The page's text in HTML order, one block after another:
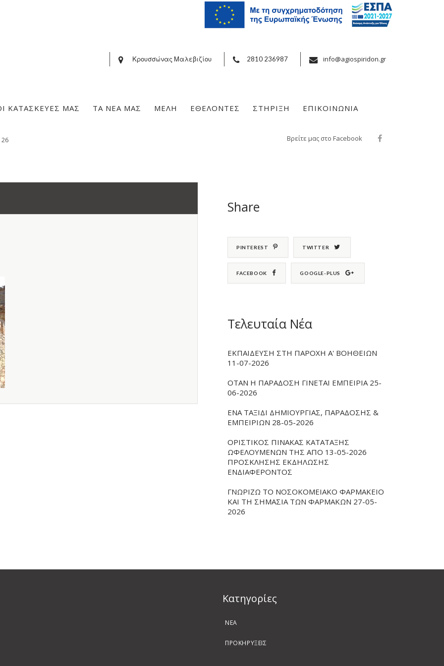
Κρουσσώνας Μαλεβιζίου 2810 236987 info@agiospiridon.gr
ΚΑΤΑΣΚΕΥΕΣ ΜΑΣ ΤΑ ΝΕΑ ΜΑΣ ΜΕΛΗ ΕΘΕΛΟΝΤΕΣ ΣΤΗΡΙΞΗ ΕΠΙΚΟΙΝΩΝΙΑ
26 Βρείτε μας στο Facebook
Share
PINTEREST TWITTER
FACEBOOK GOOGLE-PLUS
Τελευταία Νέα
ΕΚΠΑΙΔΕΥΣΗ ΣΤΗ ΠΑΡΟΧΗ Α' ΒΟΗΘΕΙΩΝ
11-07-2026
ΟΤΑΝ Η ΠΑΡΑΔΟΣΗ ΓΙΝΕΤΑΙ ΕΜΠΕΙΡΙΑ 25-
06-2026
ΕΝΑ ΤΑΞΙΔΙ ΔΗΜΙΟΥΡΓΙΑΣ, ΠΑΡΑΔΟΣΗΣ &
ΕΜΠΕΙΡΙΩΝ 28-05-2026
ΟΡΙΣΤΙΚΟΣ ΠΙΝΑΚΑΣ ΚΑΤΑΤΑΞΗΣ
ΩΦΕΛΟΥΜΕΝΩΝ ΤΗΣ ΑΠΟ 13-05-2026
ΠΡΟΣΚΛΗΣΗΣ ΕΚΔΗΛΩΣΗΣ
ΕΝΔΙΑΦΕΡΟΝΤΟΣ
ΓΝΩΡΙΖΩ ΤΟ ΝΟΣΟΚΟΜΕΙΑΚΟ ΦΑΡΜΑΚΕΙΟ
ΚΑΙ ΤΗ ΣΗΜΑΣΙΑ ΤΩΝ ΦΑΡΜΑΚΩΝ 27-05-
2026
Kατηγορίες
ΝΕΑ
ΠΡΟΚΗΡΥΞΕΙΣ